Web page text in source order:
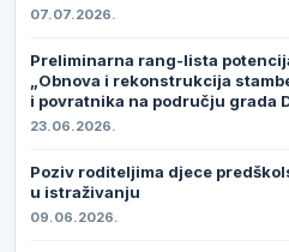
07.07.2026.
Preliminarna rang-lista
„Obnova i rekonstrukcija
i povratnika na području grada
23.06.2026.
Poziv roditeljima djece
u istraživanju
09.06.2026.